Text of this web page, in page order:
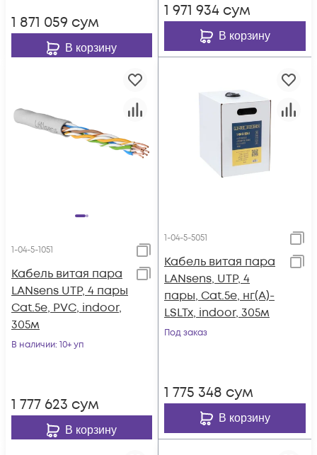
1 871 059 сум
В корзину
1 971 934 сум
В корзину
1-04-5-1051
Кабель витая пара
LANsens UTP, 4 пары
Cat.5e, PVC, indoor,
305м
В наличии: 10+ уп
1 777 623 сум
В корзину
1-04-5-5051
Кабель витая пара
LANsens, UTP, 4
пары, Cat.5e, нг(А)-
LSLTx, indoor, 305м
Под заказ
1 775 348 сум
В корзину